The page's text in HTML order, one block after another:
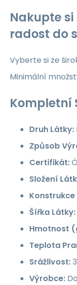
Nakupte
radost do
Vyberte si ze
Minimální
Kompletní
Druh Látky:
Způsob
Certifikát:
Složení
Konstrukce
Šířka Látky:
Hmotnost
Teplota
Srážlivost:
Výrobce: